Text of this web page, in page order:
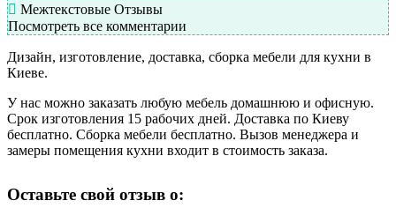
Межтекстовые Отзывы
Посмотреть все комментарии
Дизайн, изготовление, доставка, сборка мебели для кухни в
Киеве.
У нас можно заказать любую мебель домашнюю и офисную.
Срок изготовления 15 рабочих дней. Доставка по Киеву
бесплатно. Сборка мебели бесплатно. Вызов менеджера и
замеры помещения кухни входит в стоимость заказа.
Оставьте свой отзыв о: